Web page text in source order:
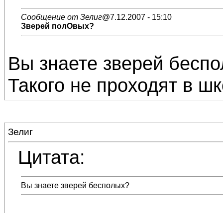
Сообщение от Зелиг@7.12.2007 - 15:10
Зверей полОвых?
Вы знаете зверей
Такого не проходят в
Зелиг
Цитата:
Вы знаете зверей бесполых?